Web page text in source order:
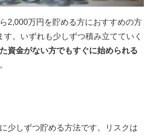
2,000万円を貯める方におすすめの方
。いずれも少しずつ積み立てていく
資金がない方でもすぐに始められる
少しずつ貯める方法です。リスクは